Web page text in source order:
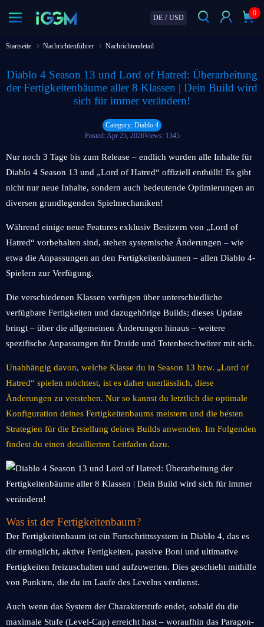
DE / USD
0
Startseite Nachrichtenführer Nachrichtendetail
Diablo 4 Season 13 und Lord of Hatred: Überarbeitung
der Fertigkeitenbäume aller 8 Klassen | Dein Build wird
sich für immer verändern!
Category: Diablo 4
Posted: Apr 25, 2026Views: 1345
Nur noch 3 Tage bis zum Release – endlich wurden alle Inhalte für
Diablo 4 Season 13 und „Lord of Hatred“ offiziell enthüllt! Es gibt
nicht nur neue Inhalte, sondern auch bedeutende Optimierungen an
diversen grundlegenden Spielmechaniken!
Während einige neue Features exklusiv Besitzern von „Lord of
Hatred“ vorbehalten sind, stehen systemische Änderungen – wie
etwa die Anpassungen an den Fertigkeitenbäumen – allen Diablo 4-
Spielern zur Verfügung.
Die verschiedenen Klassen verfügen über unterschiedliche
verfügbare Fertigkeiten und dazugehörige Builds; dieses Update
bringt – über die allgemeinen Änderungen hinaus – weitere
spezifische Anpassungen für Druide und Totenbeschwörer mit sich.
Unabhängig davon, welche Klasse du in Season 13 bzw. „Lord of
Hatred“ spielen möchtest, ist es daher unerlässlich, diese
Änderungen zu verstehen. Nur so kannst du letztlich die optimale
Konfiguration deines Fertigkeitenbaums meistern und die besten
Strategien für die Erstellung deines Builds anwenden. Im Folgenden
findest du einen detaillierten Leitfaden dazu.
Was ist der Fertigkeitenbaum?
Der Fertigkeitenbaum ist ein Fortschrittssystem in Diablo 4, das es
dir ermöglicht, aktive Fertigkeiten, passive Boni und ultimative
Fertigkeiten freizuschalten und aufzuwerten. Dies geschieht mithilfe
von Punkten, die du im Laufe des Levelns verdienst.
Auch wenn das System der Charakterstufe endet, sobald du die
maximale Stufe (Level-Cap) erreicht hast – woraufhin das Paragon-